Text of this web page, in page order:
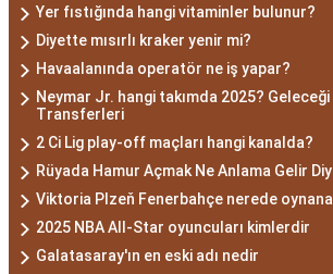
Yer fıstığında hangi vitaminler bulunur?
Diyette mısırlı kraker yenir mi?
Havaalanında operatör ne iş yapar?
Neymar Jr. hangi takımda 2025? Geleceği
Transferleri
2 Ci Lig play-off maçları hangi kanalda?
Rüyada Hamur Açmak Ne Anlama Gelir
Viktoria Plzeň Fenerbahçe nerede
2025 NBA All-Star oyuncuları kimlerdir
Galatasaray'ın en eski adı nedir